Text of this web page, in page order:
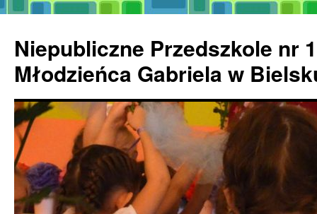
treści
Niepubliczne Przedszkole nr
Młodzieńca Gabriela w